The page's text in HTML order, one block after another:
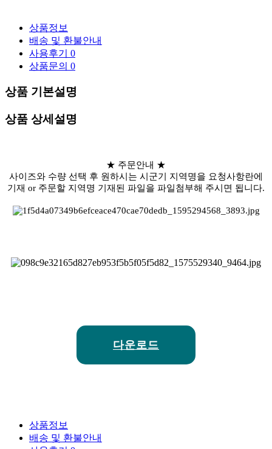
상품정보
배송 및 환불안내
사용후기 0
상품문의 0
상품 기본설명
상품 상세설명
★ 주문안내 ★
사이즈와 수량 선택 후 원하시는 시군기 지역명을 요청사항란에
기재 or 주문할 지역명 기재된 파일을 파일첨부해 주시면 됩니다.
다운로드
상품정보
배송 및 환불안내